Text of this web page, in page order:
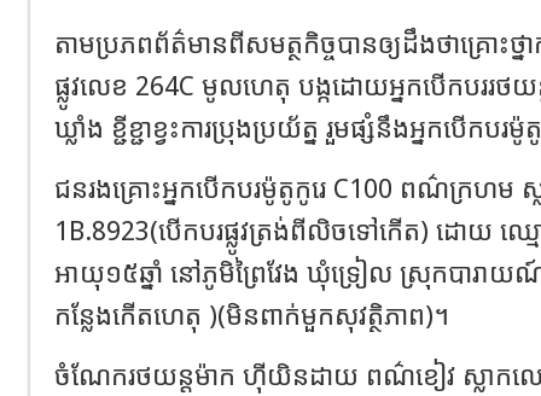
តាមប្រភពព័ត៌មានពីសមត្ថកិច្ចបានឲ្យដឹងថាគ្រោះថ្
ផ្លូវលេខ 264C មូលហេតុ បង្កដោយអ្នកបើកបររ
ឃ្លាំង ខ្ជីខ្ជាខ្វះការប្រុងប្រយ័ត្ន រួមផ្សំនឹងអ្នកបើក
ជនរងគ្រោះអ្នកបើកបរម៉ូតូកូរេ C100 ពណ៌ក្រហម
1B.8923(បើកបរផ្លូវត្រង់ពីលិចទៅកើត) ដោយ ឈ្ម
អាយុ១៥ឆ្នាំ នៅភូមិព្រៃវែង ឃុំទ្រៀល ស្រុកបារាយ
កន្លែងកើតហេតុ )(មិនពាក់មួកសុវត្ថិភាព)។
ចំណែករថយន្តម៉ាក ហ៊ីយិនដាយ ពណ៌ខៀវ ស្លាកលេ